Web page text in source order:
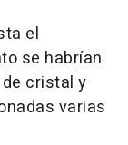
el
se habrían
cristal y
varias